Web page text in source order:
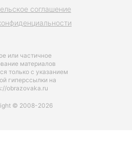
или частичное
материалов
только с указанием
гиперссылки на
obrazovaka.ru
соглашение
© 2008-2026